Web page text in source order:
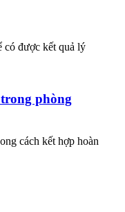
có được kết quả lý
phòng
cách kết hợp hoàn